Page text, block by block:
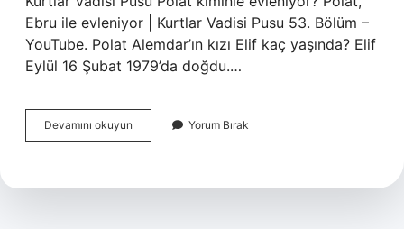
Ebru ile evleniyor | Kurtlar Vadisi Pusu 53. Bölüm –
YouTube. Polat Alemdar’ın kızı Elif kaç yaşında? Elif
Eylül 16 Şubat 1979’da doğdu.…
Devamını okuyun
Vadisi
Kızı
Yorum Bırak